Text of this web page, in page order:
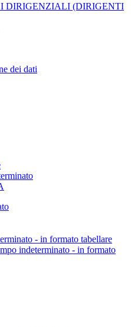
DIRIGENZIALI (DIRIGENTI
dei dati
- in formato tabellare
indeterminato - in formato